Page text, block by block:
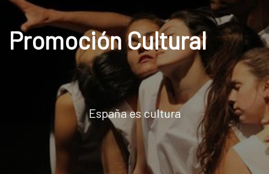
Promoción Cultural
España es cultura